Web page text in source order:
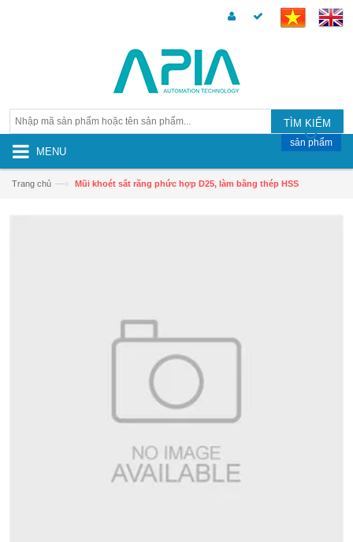
TÌM KIẾM
MENU
sản phẩm
Trang chủ —› Mũi khoét sắt răng phức hợp D25, làm bằng thép HSS